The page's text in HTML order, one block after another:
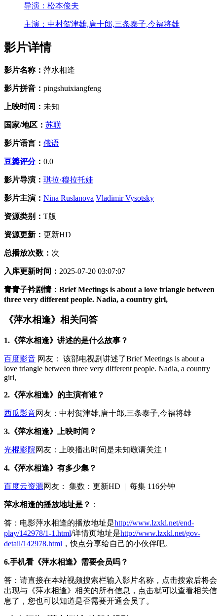
导演： 松本俊夫
主演： 中村贺津雄,唐十郎,三条泰子,今福将雄
影片详情
影片名称： 萍水相逢
影片拼音： pingshuixiangfeng
上映时间： 未知
国家/地区： 苏联
影片语言： 俄语
豆瓣评分： 0.0
影片导演： 琪拉·穆拉托娃
影片主演： Nina Ruslanova Vladimir Vysotsky
资源类别： T版
资源更新： 更新HD
总播放次数： 次
入库更新时间： 2025-07-20 03:07:07
青青子衿剧情：Brief Meetings is about a love triangle between
three very different people. Nadia, a country girl,
《萍水相逢》相关问答
1.《萍水相逢》讲述的是什么故事？
百度影音 网友： 该部电视剧讲述了Brief Meetings is about a
love triangle between three very different people. Nadia, a country
girl,
2.《萍水相逢》的主演有谁？
西瓜影音网友：中村贺津雄,唐十郎,三条泰子,今福将雄
3.《萍水相逢》上映时间？
光棍影院网友：上映播出时间是未知敬请关注！
4.《萍水相逢》有多少集？
百度云资源网友： 集数： 更新HD | 每集 116分钟
萍水相逢的播放地址是？ ：
答：电影萍水相逢的播放地址是http://www.lzxkl.net/end-
play/142978/1-1.html/详情页地址是http://www.lzxkl.net/gov-
detail/142978.html ，快点分享给自己的小伙伴吧。
6.手机看《萍水相逢》需要会员吗？
答：请直接在本站视频搜索栏输入影片名称，点击搜索后将会
出现与《萍水相逢》相关的所有信息，点击就可以查看相关信
息了，您也可以知道是否需要开通会员了。